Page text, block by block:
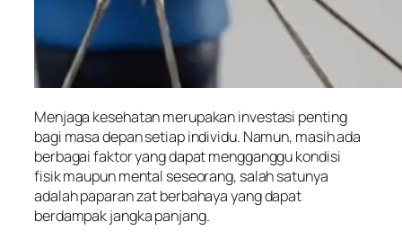
Menjaga kesehatan merupakan investasi penting
bagi masa depan setiap individu. Namun, masih ada
berbagai faktor yang dapat mengganggu kondisi
fisik maupun mental seseorang, salah satunya
adalah paparan zat berbahaya yang dapat
berdampak jangka panjang.